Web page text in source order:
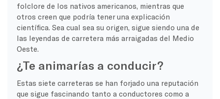
folclore de los nativos americanos, mientras que
otros creen que podría tener una explicación
científica. Sea cual sea su origen, sigue siendo una de
las leyendas de carretera más arraigadas del Medio
Oeste.
¿Te animarías a conducir?
Estas siete carreteras se han forjado una reputación
que sigue fascinando tanto a conductores como a